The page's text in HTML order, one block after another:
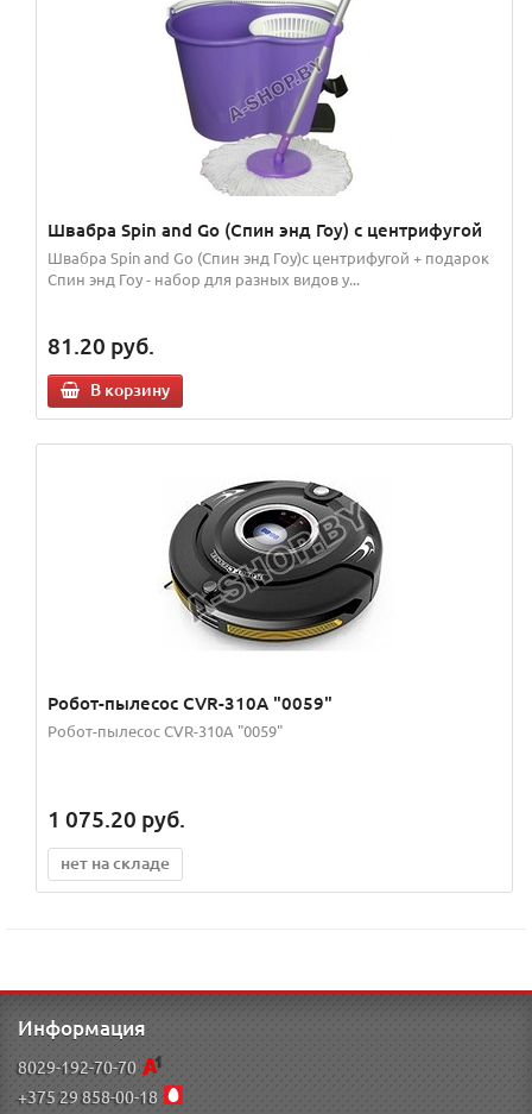
Швабра Spin and Go (Спин энд Гоу) с центрифугой
Швабра Spin and Go (Спин энд Гоу)с центрифугой + подарок
Спин энд Гоу - набор для разных видов у...
81.20 руб.
В корзину
Робот-пылесос CVR-310A "0059"
Робот-пылесос CVR-310A "0059"
1 075.20 руб.
нет на складе
Информация
8029-192-70-70
+375 29 858-00-18